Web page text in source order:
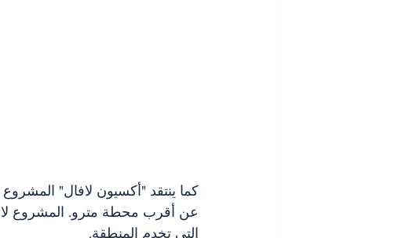
كما ينتقد "أكسيون لافال"
عن أقرب محطة مترو. المشروع
التي تخدم المنطقة.